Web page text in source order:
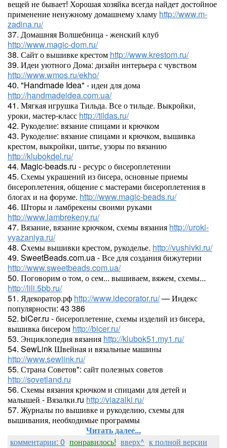
вещей не бывает! Хорошая хозяйка всегда найдет достойное
применение ненужному домашнему хламу http://www.m-
zadina.ru/
37. Домашняя Волшебница - женский клуб
http://www.magic-dom.ru/
38. Сайт о вышивке крестом http://www.krestom.ru/
39. Идеи уютного Дома: дизайн интерьера с чувством
http://www.wmos.ru/ekho/
40. "Handmade Idea" - идеи для дома
http://handmadeidea.com.ua/
41. Мягкая игрушка Тильда. Все о тильде. Выкройки,
уроки, мастер-класс http://tildas.ru/
42. Рукоделие: вязание спицами и крючком
43. Рукоделие: вязание спицами и крючком, вышивка
крестом, выкройки, шитье, узоры по вязанию
http://klubokdel.ru/
44. Magic-beads.ru - ресурс о бисероплетении
45. Схемы украшений из бисера, основные приемы
бисероплетения, общение с мастерами бисероплетения в
блогах и на форуме. http://www.magic-beads.ru/
46. Шторы и ламбрекены своими руками
http://www.lambrekeny.ru/
47. Вязание, вязание крючком, схемы вязания http://uroki-
vyazaniya.ru/
48. Cхемы вышивки крестом, рукоделье. http://vushivki.ru/
49. SweetBeads.com.ua - Все для создания бижутерии
http://www.sweetbeads.com.ua/
50. Поговорим о том, о сем... вышиваем, вяжем, схемы...
http://lili.5bb.ru/
51. Ядекоратор.рф http://www.idecorator.ru/— Индекс
популярности: 43 386
52. biCer.ru - бисероплетение, схемы изделий из бисера,
вышивка бисером http://bicer.ru/
53. Энциклопедия вязания http://klubok51.my1.ru/
54. SewLink Швейная и вязальные машины
http://www.sewlink.ru/
55. Страна Советов": сайт полезных советов
http://sovetland.ru
56. Схемы вязания крючком и спицами для детей и
малышей - Вязалки.ru http://viazalki.ru/
57. Журналы по вышивке и рукоделию, схемы для
вышивания, необходимые программы
Читать далее...
комментарии: 0 понравилось! вверх^ к полной версии